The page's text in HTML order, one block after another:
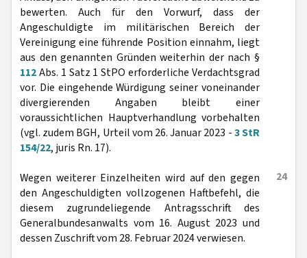
bewerten. Auch für den Vorwurf, dass der
Angeschuldigte im militärischen Bereich der
Vereinigung eine führende Position einnahm, liegt
aus den genannten Gründen weiterhin der nach §
112Abs. 1 Satz 1 StPO erforderliche Verdachtsgrad
vor. Die eingehende Würdigung seiner voneinander
divergierenden Angaben bleibt einer
voraussichtlichen Hauptverhandlung vorbehalten
(vgl. zudem BGH, Urteil vom 26. Januar 2023 -3 StR
154/22, juris Rn. 17).
24
Wegen weiterer Einzelheiten wird auf den gegen
den Angeschuldigten vollzogenen Haftbefehl, die
diesem zugrundeliegende Antragsschrift des
Generalbundesanwalts vom 16. August 2023 und
dessen Zuschrift vom 28. Februar 2024 verwiesen.